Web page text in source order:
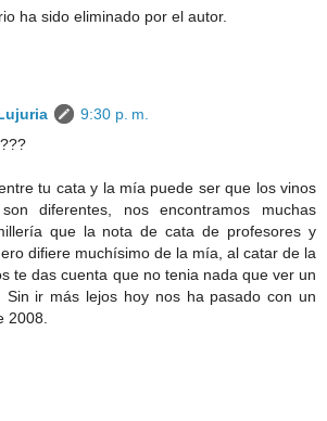
ha sido eliminado por el autor.
9:30 p. m.
tu cata y la mía puede ser que los vinos
diferentes, nos encontramos muchas
que la nota de cata de profesores y
difiere muchísimo de la mía, al catar de la
te das cuenta que no tenia nada que ver un
Sin ir más lejos hoy nos ha pasado con un
2008.